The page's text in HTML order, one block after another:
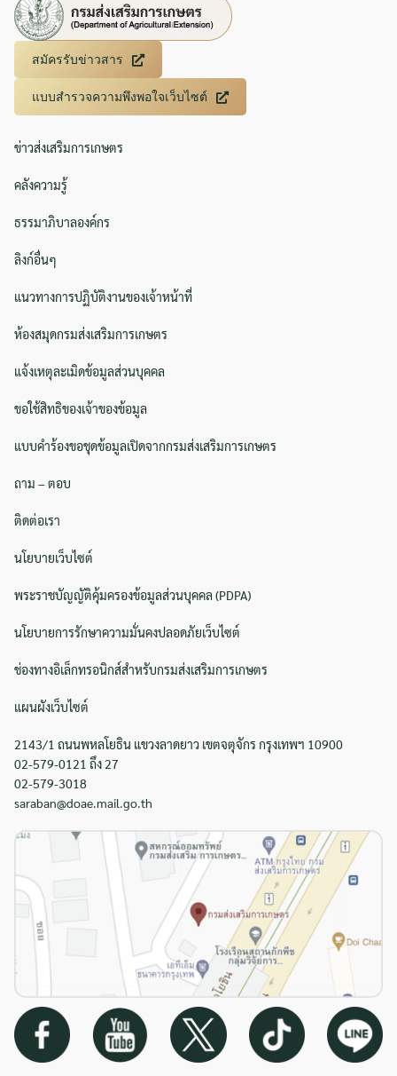
สมัครรับข่าวสาร
แบบสำรวจความพึงพอใจเว็บไซต์
ข่าวส่งเสริมการเกษตร
คลังความรู้
ธรรมาภิบาลองค์กร
ลิงก์อื่นๆ
แนวทางการปฏิบัติงานของเจ้าหน้าที่
ห้องสมุดกรมส่งเสริมการเกษตร
แจ้งเหตุละเมิดข้อมูลส่วนบุคคล
ขอใช้สิทธิของเจ้าของข้อมูล
แบบคำร้องขอชุดข้อมูลเปิดจากกรมส่งเสริมการเกษตร
ถาม – ตอบ
ติดต่อเรา
นโยบายเว็บไซต์
พระราชบัญญัติคุ้มครองข้อมูลส่วนบุคคล (PDPA)
นโยบายการรักษาความมั่นคงปลอดภัยเว็บไซต์
ช่องทางอิเล็กทรอนิกส์สำหรับกรมส่งเสริมการเกษตร
แผนผังเว็บไซต์
2143/1 ถนนพหลโยธิน แขวงลาดยาว เขตจตุจักร กรุงเทพฯ 10900
02-579-0121 ถึง 27
02-579-3018
saraban@doae.mail.go.th